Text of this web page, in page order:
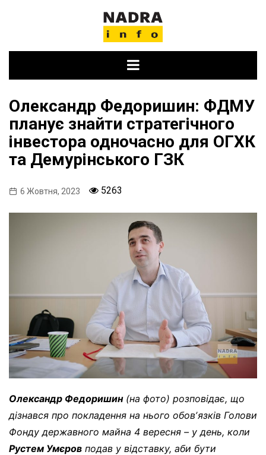
Олександр Федоришин: ФДМУ
планує знайти стратегічного
інвестора одночасно для ОГХК
та Демурінського ГЗК
6 Жовтня, 2023 5263
Олександр Федоришин(на фото) розповідає, що
дізнався про покладення на нього обовʼязків Голови
Фонду державного майна 4 вересня – у день, коли
Рустем Умєров подав у відставку, аби бути